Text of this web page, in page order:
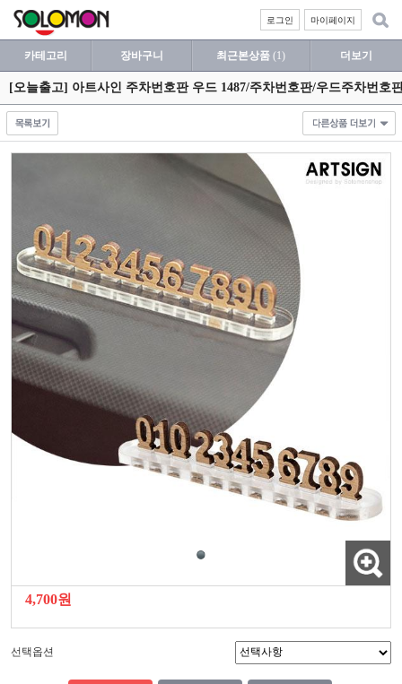
마이페이지
로그인
카테고리 장바구니 최근본상품 (1) 더보기
[오늘출고] 아트사인 주차번호판 우드 1487/주차번호판/우드주차번
4,700원
선택옵션